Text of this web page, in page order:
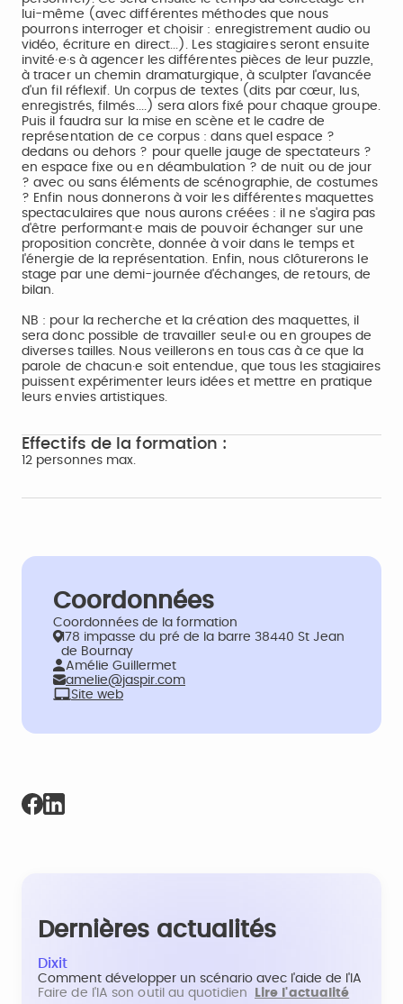
lui-même (avec différentes méthodes que nous
pourrons interroger et choisir : enregistrement audio ou
vidéo, écriture en direct...). Les stagiaires seront ensuite
invité·e·s à agencer les différentes pièces de leur puzzle,
à tracer un chemin dramaturgique, à sculpter l'avancée
d'un fil réflexif. Un corpus de textes (dits par cœur, lus,
enregistrés, filmés....) sera alors fixé pour chaque groupe.
Puis il faudra sur la mise en scène et le cadre de
représentation de ce corpus : dans quel espace ?
dedans ou dehors ? pour quelle jauge de spectateurs ?
en espace fixe ou en déambulation ? de nuit ou de jour
? avec ou sans éléments de scénographie, de costumes
? Enfin nous donnerons à voir les différentes maquettes
spectaculaires que nous aurons créées : il ne s'agira pas
d'être performant·e mais de pouvoir échanger sur une
proposition concrète, donnée à voir dans le temps et
l'énergie de la représentation. Enfin, nous clôturerons le
stage par une demi-journée d'échanges, de retours, de
bilan.
NB : pour la recherche et la création des maquettes, il
sera donc possible de travailler seul·e ou en groupes de
diverses tailles. Nous veillerons en tous cas à ce que la
parole de chacun·e soit entendue, que tous les stagiaires
puissent expérimenter leurs idées et mettre en pratique
leurs envies artistiques.
Effectifs de la formation :
12 personnes max.
Coordonnées
Coordonnées de la formation
178 impasse du pré de la barre 38440 St Jean
de Bournay
Amélie Guillermet
amelie@jaspir.com
Site web
Dernières actualités
Dixit
Comment développer un scénario avec l'aide de l'IA
Faire de l'IA son outil au quotidien
Lire l'actualité